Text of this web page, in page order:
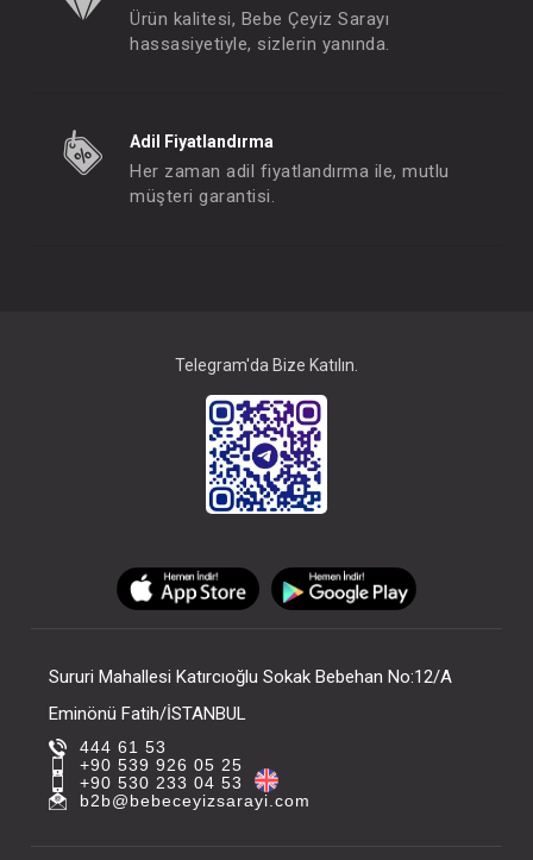
Ürün kalitesi, Bebe Çeyiz Sarayı
hassasiyetiyle, sizlerin yanında.
Adil Fiyatlandırma
Her zaman adil fiyatlandırma ile, mutlu
müşteri garantisi.
Telegram'da Bize Katılın.
Sururi Mahallesi Katırcıoğlu Sokak Bebehan No:12/A
Eminönü Fatih/İSTANBUL
444 61 53
+90 539 926 05 25
+90 530 233 04 53
b2b@bebeceyizsarayi.com